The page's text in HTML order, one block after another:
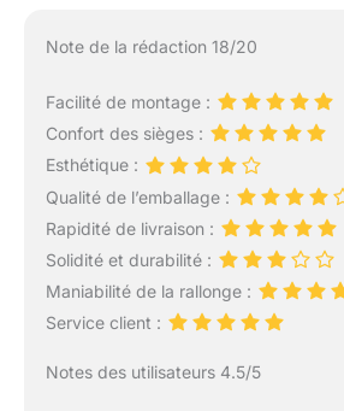
Note de la rédaction 18/20
Facilité de montage :
Confort des sièges :
Esthétique :
Qualité de l’emballage :
Rapidité de livraison :
Solidité et durabilité :
Maniabilité de la rallonge :
Service client :
Notes des utilisateurs 4.5/5